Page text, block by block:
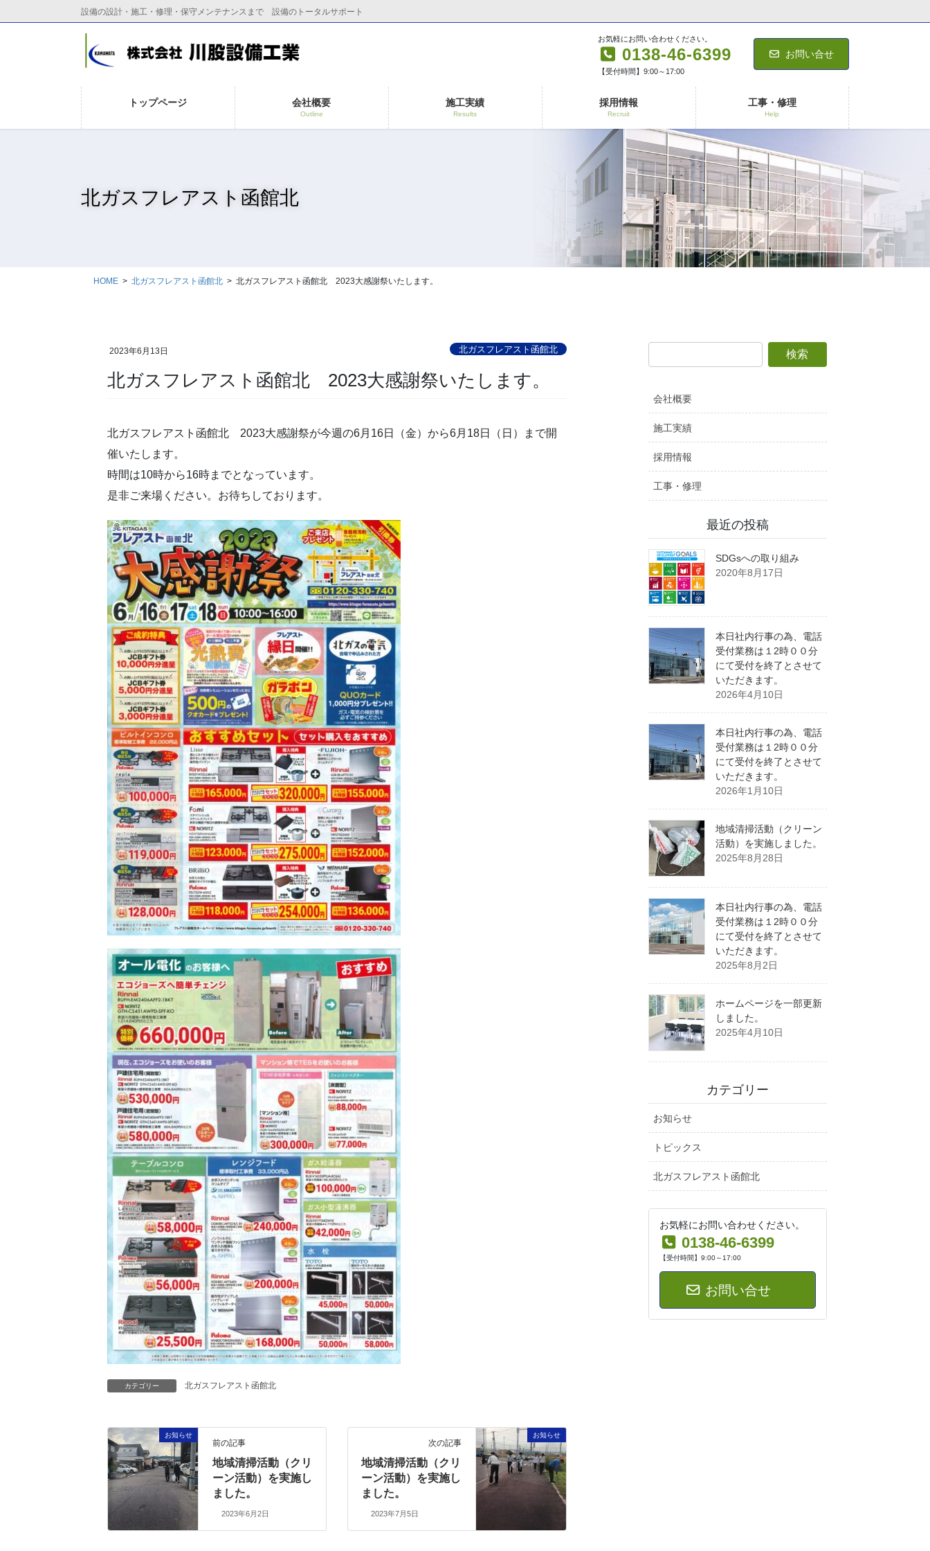
ン
ビ
設備の設計・施工・修理・保守メンテナンスまで 設備のトータルサポート
お気軽にお問い合わせください。
0138-46-6399
【受付時間】9:00～17:00
お問い合せ
トップページ 会社概要
Outline
施工実績
Results
採用情報
Recruit
工事・修理
Help
北ガスフレアスト函館北
HOME 北ガスフレアスト函館北 北ガスフレアスト函館北 2023大感謝祭いたします。
2023年6月13日 北ガスフレアスト函館北
北ガスフレアスト函館北 2023大感謝祭いたします。
北ガスフレアスト函館北 2023大感謝祭が今週の6月16日（金）から6月18日（日）まで開
催いたします。
時間は10時から16時までとなっています。
是非ご来場ください。お待ちしております。
カテゴリー 北ガスフレアスト函館北
お知らせ
前の記事
地域清掃活動（クリ
ーン活動）を実施し
ました。
2023年6月2日
お知らせ
次の記事
地域清掃活動（クリ
ーン活動）を実施し
ました。
2023年7月5日
会社概要
施工実績
採用情報
工事・修理
最近の投稿
SDGsへの取り組み
2020年8月17日
本日社内行事の為、電話
受付業務は１2時００分
にて受付を終了とさせて
いただきます。
2026年4月10日
本日社内行事の為、電話
受付業務は１2時００分
にて受付を終了とさせて
いただきます。
2026年1月10日
地域清掃活動（クリーン
活動）を実施しました。
2025年8月28日
本日社内行事の為、電話
受付業務は１2時００分
にて受付を終了とさせて
いただきます。
2025年8月2日
ホームページを一部更新
しました。
2025年4月10日
カテゴリー
お知らせ
トピックス
北ガスフレアスト函館北
お気軽にお問い合わせください。
0138-46-6399
【受付時間】9:00～17:00
お問い合せ